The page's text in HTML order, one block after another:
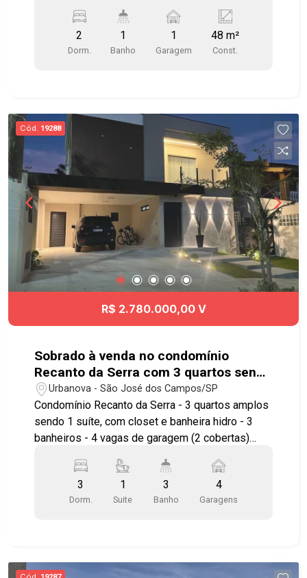
Localização privilegiada, no Terra Brasilis!
Próximo à saída para Dutra, anel viário, Shopping
Centervale, Drogarias, Supermercados e padarias
2
Dorm.
1
Banho
1
Garagem
48 m²
Const.
Cód. 19288
R$ 2.780.000,00 V
Sobrado à venda no condomínio
Recanto da Serra com 3 quartos sendo
1 suíte - 244 m² - Urbanova - SJC
Urbanova - São José dos Campos/SP
Condomínio Recanto da Serra - 3 quartos amplos
sendo 1 suíte, com closet e banheira hidro - 3
banheiros - 4 vagas de garagem (2 cobertas)
sala de TV, sala de jantar e sala de estar -
Cozinha com copa com armários planejados -
Churrasqueira Gourmet com coifa - Piscina
elétrico - Ar condicionado na sala e na suíte -
3
Dorm.
1
Suite
3
Banho
4
Garagens